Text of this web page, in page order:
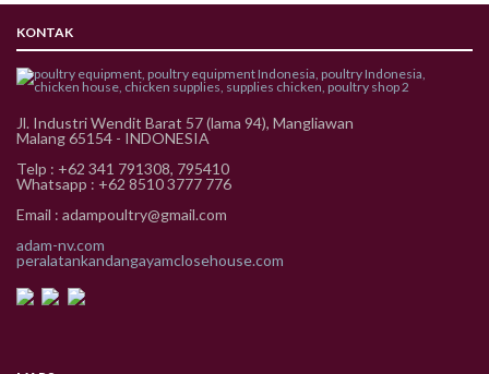
KONTAK
Jl. Industri Wendit Barat 57 (lama 94), Mangliawan
Malang 65154 - INDONESIA
Telp : +62 341 791308, 795410
Whatsapp : +62 8510 3777 776
Email : adampoultry@gmail.com
adam-nv.com
peralatankandangayamclosehouse.com